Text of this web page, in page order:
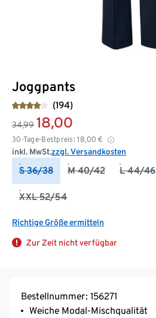
Joggpants
(194)
34,99 18,00
30-Tage-Bestpreis: 18,00 €
inkl. MwSt.zzgl. Versandkosten
S 36/38 M 40/42 L 44/46
XXL 52/54
Richtige Größe ermitteln
Zur Zeit nicht verfügbar
Bestellnummer: 156271
Weiche Modal-Mischqualität